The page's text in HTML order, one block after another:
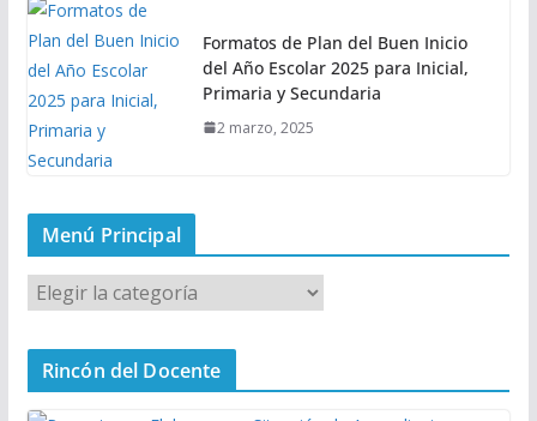
Formatos de Plan del Buen Inicio
del Año Escolar 2025 para Inicial,
Primaria y Secundaria
2 marzo, 2025
Menú Principal
M
e
n
P
Rincón del Docente